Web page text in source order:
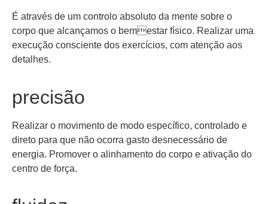
É através de um controlo absoluto da mente sobre o
corpo que alcançamos o bemestar físico. Realizar uma
execução consciente dos exercícios, com atenção aos
detalhes.
precisão
Realizar o movimento de modo específico, controlado e
direto para que não ocorra gasto desnecessário de
energia. Promover o alinhamento do corpo e ativação do
centro de força.